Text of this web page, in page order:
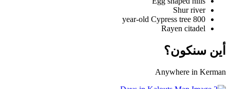
Shur river
800 year-old Cypress tree
Rayen citadel
أين سنكون؟
Anywhere in Kerman